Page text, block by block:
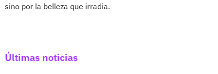
sino por la belleza que irradia.
Últimas noticias